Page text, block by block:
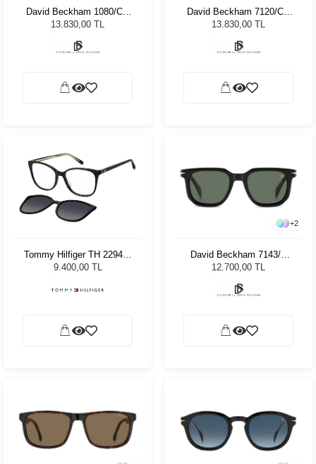
David Beckham 1080/CS
Unisex Güneş Gözlüğü
13.830,00 TL
David Beckham 7120/CS
AB851 Unisex Güneş
Gözlüğü
13.830,00 TL
Tommy Hilfiger TH 2294/C
80752 Kadın Güneş
9.400,00 TL
+2
David Beckham 7143/C
WR7 21 8503351 Unisex
12.700,00 TL